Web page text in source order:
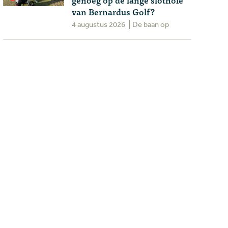
van Bernardus Golf?
4 augustus 2026 De baan op